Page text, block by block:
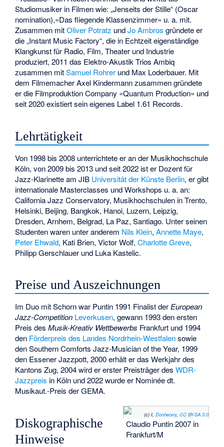
Studiomusiker in Filmen wie: „Jenseits der Stille“ (Oscar
nomination),«Das fliegende Klassenzimmer» u. a. mit.
Zusammen mitOliver Potratz undJo Ambros gründete er
die „Instant Music Factory“, die in Echtzeit eigenständige
Klangkunst für Radio, Film, Theater und Industrie
produziert, 2011 das Elektro-Akustik Trios Ambiq
zusammen mitSamuel Rohrer und Max Loderbauer. Mit
dem FilmemacherAxel Kindermannzusammen gründete
er die Filmproduktion Company «Quantum Production» und
seit 2020 existiert sein eigenes Label 1.61 Records.
Lehrtätigkeit
Von 1998 bis 2008 unterrichtete er an der Musikhochschule
Köln, von 2009 bis 2013 und seit 2022 ist er Dozent für
Jazz-Klarinette am JIB Universität der Künste Berlin, er gibt
internationale Masterclasses und Workshops u. a. an:
California Jazz Conservatory, Musikhochschulen in Trento,
Helsinki, Beijing, Bangkok, Hanoi, Luzern, Leipzig,
Dresden, Arnhem, Belgrad, La Paz, Santiago. Unter seinen
Studenten waren unter anderem Nils Klein,Annette Maye,
Peter Ehwald, Kati Brien,Victor Wolf,Charlotte Greve,
Philipp Gerschlauer und Luka Kastelic.
Preise und Auszeichnungen
Im Duo mit Schorn war Puntin 1991 Finalist der European
Jazz-Competition Leverkusen, gewann 1993 den ersten
Preis desMusik-Kreativ Wettbewerbs Frankfurt und 1994
den Förderpreis des Landes Nordrhein-Westfalensowie
den Southern Comforts Jazz-Musician of the Year, 1999
den Essener Jazzpott, 2000 erhält er das Werkjahr des
Kantons Zug, 2004 wird er erster Preisträger desWDR-
Jazzpreis in Köln und 2022 wurde er Nominée dt.
Musikaut.-Preis der GEMA.
(c) I, Dontworry, CC BY-SA 3.0
Claudio Puntin 2007 in
Frankfurt/M
Diskographische
Hinweise